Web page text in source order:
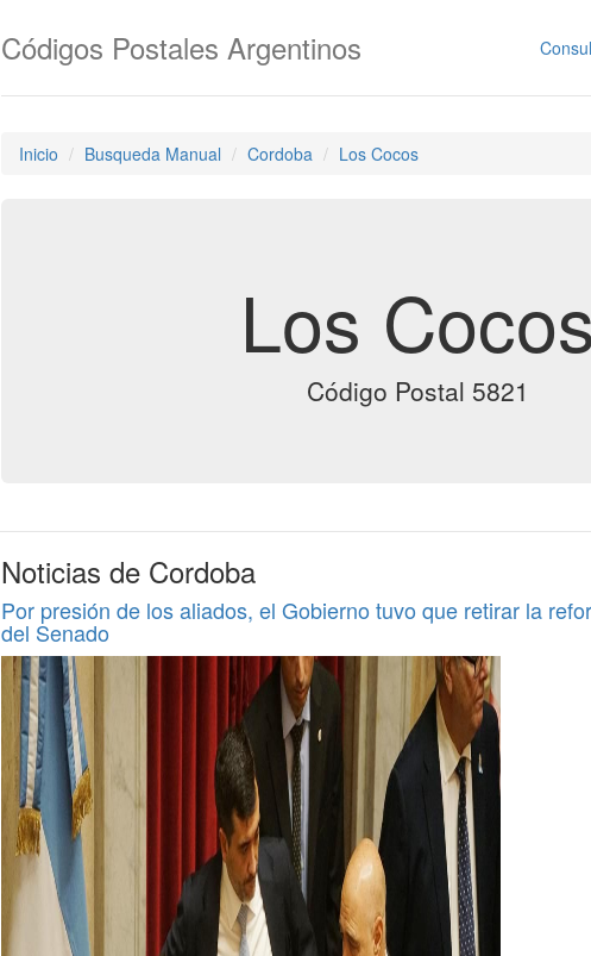
Códigos Postales Argentinos
Inicio Busqueda Manual Cordoba Los Cocos
Los Cocos
Código Postal 5821
Noticias de Cordoba
Por presión de los aliados, el Gobierno tuvo que retirar la
del Senado